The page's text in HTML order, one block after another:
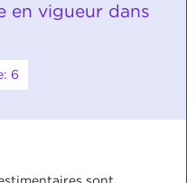
en vigueur dans
6
sont